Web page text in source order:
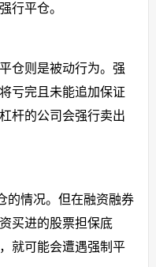
行平仓。
仓则是被动行为。强
亏完且未能追加保证
杆的公司会强行卖出
的情况。但在融资融券
买进的股票担保底
就可能会遭遇强制平